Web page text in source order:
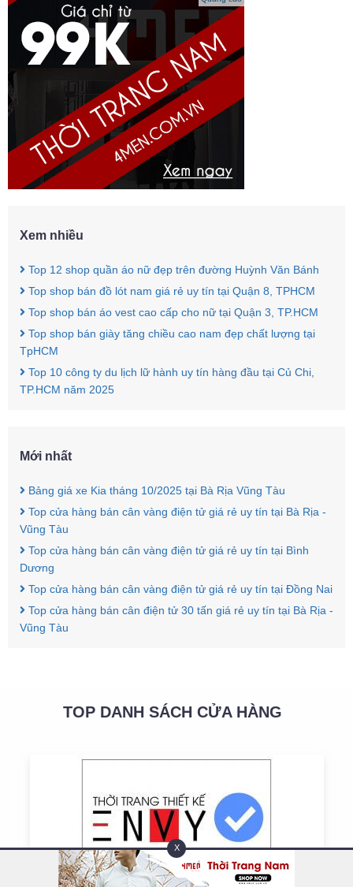
Xem nhiều
Top 12 shop quần áo nữ đẹp trên đường Huỳnh Văn Bánh
Top shop bán đồ lót nam giá rẻ uy tín tại Quận 8, TPHCM
Top shop bán áo vest cao cấp cho nữ tại Quận 3, TP.HCM
Top shop bán giày tăng chiều cao nam đẹp chất lượng tại
TpHCM
Top 10 công ty du lịch lữ hành uy tín hàng đầu tại Củ Chi,
TP.HCM năm 2025
Mới nhất
Bảng giá xe Kia tháng 10/2025 tại Bà Rịa Vũng Tàu
Top cửa hàng bán cân vàng điện tử giá rẻ uy tín tại Bà Rịa -
Vũng Tàu
Top cửa hàng bán cân vàng điện tử giá rẻ uy tín tại Bình
Dương
Top cửa hàng bán cân vàng điện tử giá rẻ uy tín tại Đồng Nai
Top cửa hàng bán cân điện tử 30 tấn giá rẻ uy tín tại Bà Rịa -
Vũng Tàu
TOP DANH SÁCH CỬA HÀNG
X